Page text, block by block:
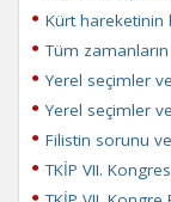
Kürt hareketinin
Tüm
Yerel seçimler
Yerel seçimler
Filistin sorunu
TKİP VII.